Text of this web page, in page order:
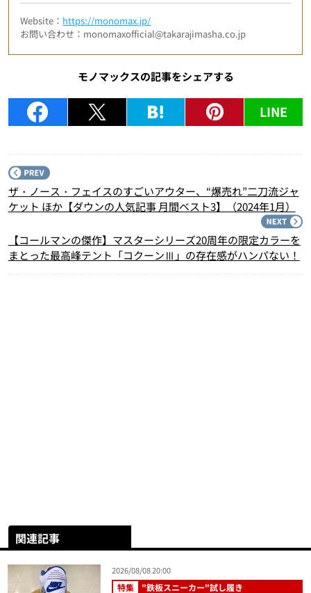
Website： https://monomax.jp/
お問い合わせ：monomaxofficial@takarajimasha.co.jp
モノマックスの記事をシェアする
LINE
ザ・ノース・フェイスのすごいアウター、“爆売れ”二刀流ジャ
ケット ほか【ダウンの人気記事 月間ベスト3】（2024年1月）
【コールマンの傑作】マスターシリーズ20周年の限定カラーを
まとった最高峰テント「コクーンⅢ」の存在感がハンパない！
関連記事
2026/08/08 20:00
特集 "鉄板スニーカー"試し履き